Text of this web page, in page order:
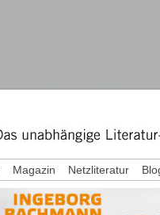
Magazin Netzliteratur